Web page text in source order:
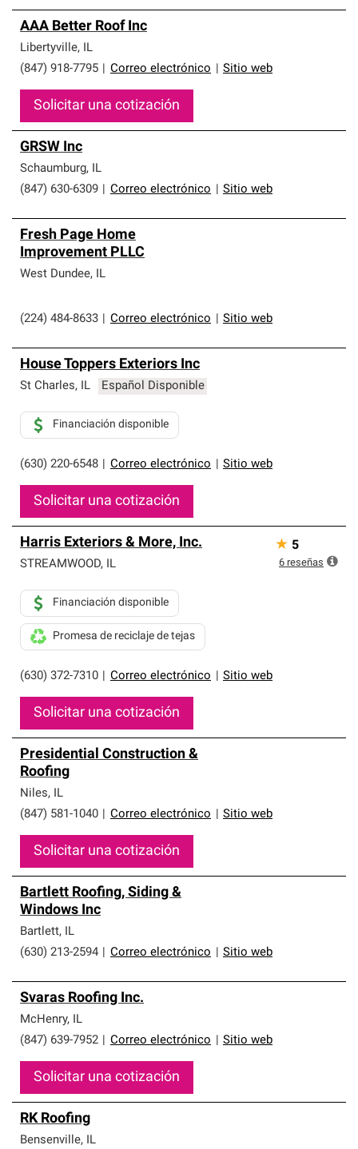
AAA Better Roof Inc
Libertyville, IL
(847) 918-7795
Correo electrónico Sitio web
Solicitar una cotización
GRSW Inc
Schaumburg, IL
(847) 630-6309
Correo electrónico Sitio web
Fresh Page Home
Improvement PLLC
West Dundee, IL
(224) 484-8633 Correo electrónico Sitio web
House Toppers Exteriors Inc
St Charles, IL Español Disponible
(630) 220-6548 Correo electrónico Sitio web
Financiación disponible
Solicitar una cotización
Harris Exteriors & More, Inc.
STREAMWOOD, IL
(630) 372-7310 Correo electrónico Sitio web
Financiación disponible
Promesa de reciclaje de tejas
Solicitar una cotización
★ 5
6 reseñas
Presidential Construction &
Roofing
Niles, IL
(847) 581-1040
Correo electrónico Sitio web
Solicitar una cotización
Bartlett Roofing, Siding &
Windows Inc
Bartlett, IL
(630) 213-2594
Correo electrónico Sitio web
Svaras Roofing Inc.
McHenry, IL
(847) 639-7952
Correo electrónico Sitio web
Solicitar una cotización
RK Roofing
Bensenville, IL